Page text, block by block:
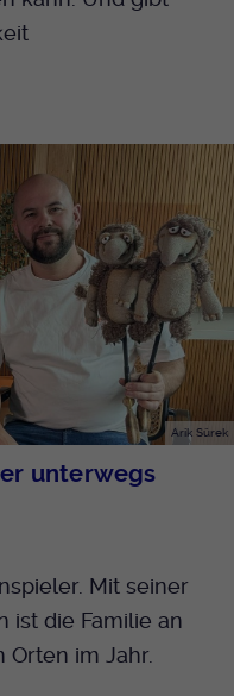
Arik Sürek
unterwegs
Mit seiner
ist die Familie an
Orten im Jahr.